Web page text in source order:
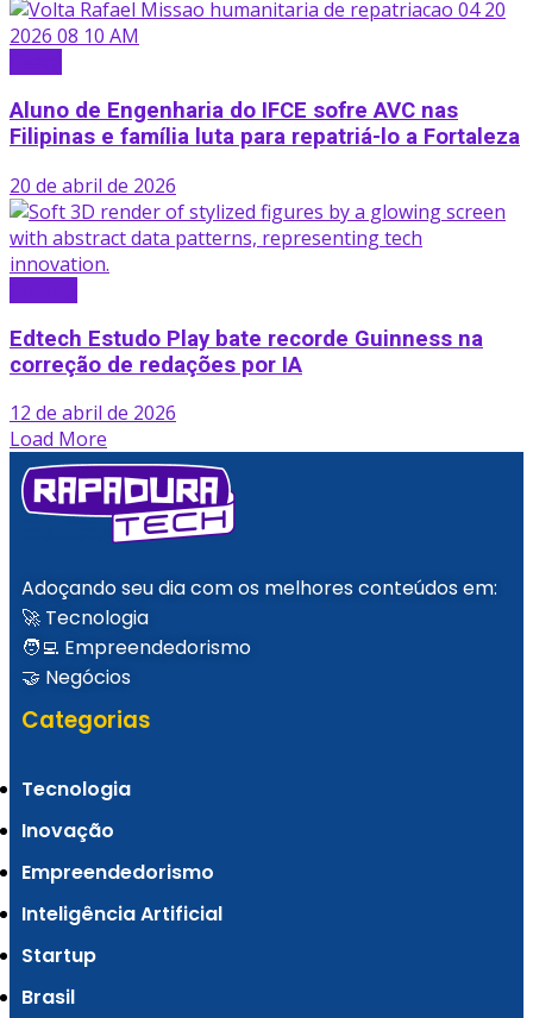
Aluno de Engenharia do IFCE sofre AVC nas
Filipinas e família luta para repatriá-lo a Fortaleza
20 de abril de 2026
Edtech Estudo Play bate recorde Guinness na
correção de redações por IA
12 de abril de 2026
Load More
Adoçando seu dia com os melhores conteúdos em:
🚀 Tecnologia
🧑‍💻 Empreendedorismo
🤝 Negócios
Categorias
Tecnologia
Inovação
Empreendedorismo
Inteligência Artificial
Startup
Brasil